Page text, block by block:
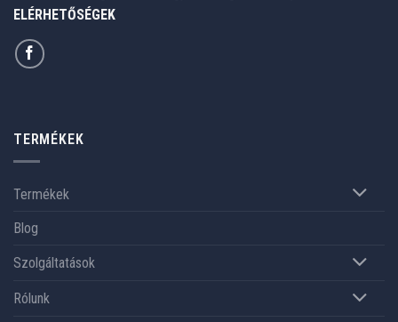
ELÉRHETŐSÉGEK
TERMÉKEK
Termékek
Blog
Szolgáltatások
Rólunk